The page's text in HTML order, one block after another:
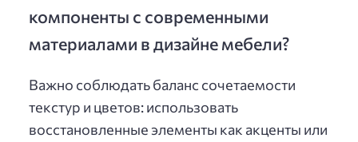
компоненты с современными
материалами в дизайне мебели?
Важно соблюдать баланс сочетаемости
текстур и цветов: использовать
восстановленные элементы как акценты или